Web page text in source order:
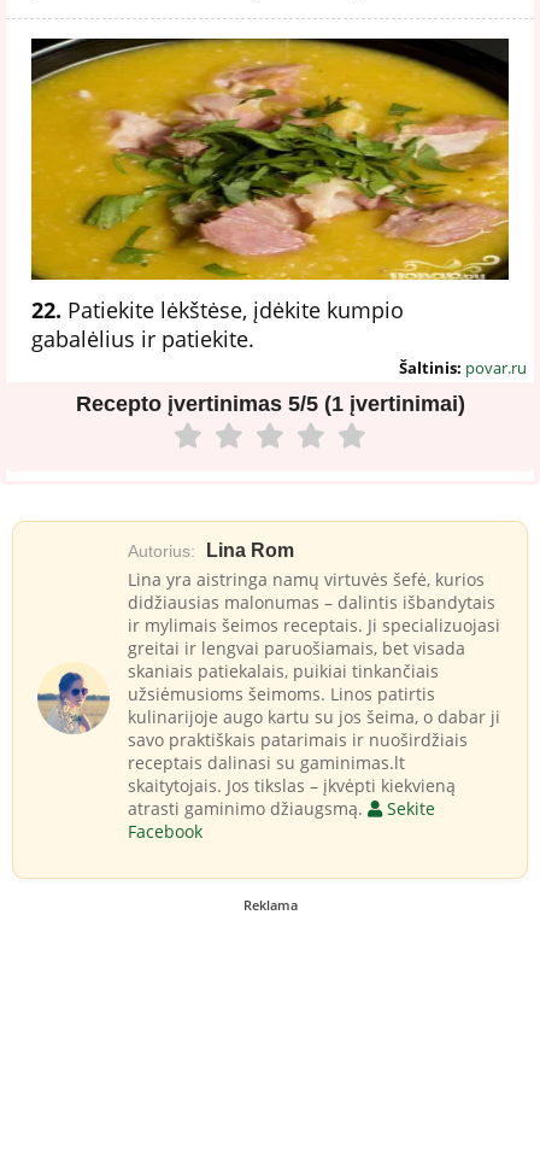
22. Patiekite lėkštėse, įdėkite kumpio
gabalėlius ir patiekite.
Šaltinis: povar.ru
Recepto įvertinimas 5/5 (1 įvertinimai)
Autorius: Lina Rom
Lina yra aistringa namų virtuvės šefė, kurios
didžiausias malonumas – dalintis išbandytais
ir mylimais šeimos receptais. Ji specializuojasi
greitai ir lengvai paruošiamais, bet visada
skaniais patiekalais, puikiai tinkančiais
užsiėmusioms šeimoms. Linos patirtis
kulinarijoje augo kartu su jos šeima, o dabar ji
savo praktiškais patarimais ir nuoširdžiais
receptais dalinasi su gaminimas.lt
skaitytojais. Jos tikslas – įkvėpti kiekvieną
atrasti gaminimo džiaugsmą.
Sekite
Facebook
Reklama